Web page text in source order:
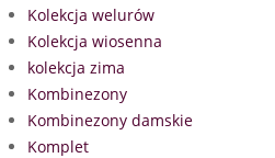
Kolekcja welurów
Kolekcja wiosenna
kolekcja zima
Kombinezony
Kombinezony damskie
Komplet